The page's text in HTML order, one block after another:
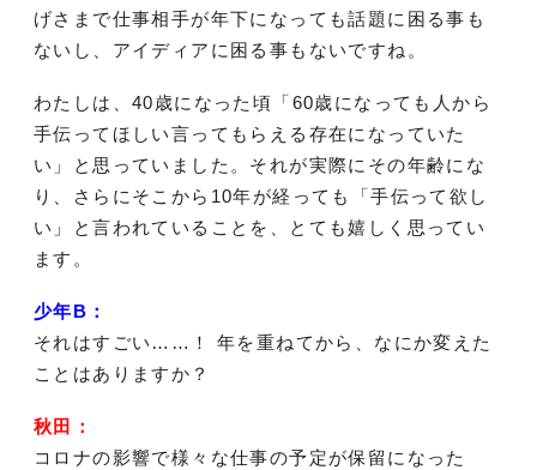
げさまで仕事相手が年下になっても話題に困る事も
ないし、アイディアに困る事もないですね。
わたしは、40歳になった頃「60歳になっても人から
手伝ってほしい言ってもらえる存在になっていた
い」と思っていました。それが実際にその年齢にな
り、さらにそこから10年が経っても「手伝って欲し
い」と言われていることを、とても嬉しく思ってい
ます。
少年B：
それはすごい……！ 年を重ねてから、なにか変えた
ことはありますか？
秋田：
コロナの影響で様々な仕事の予定が保留になった